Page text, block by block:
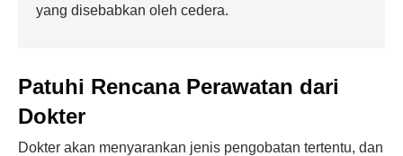
yang disebabkan oleh cedera.
Patuhi Rencana Perawatan dari
Dokter
Dokter akan menyarankan jenis pengobatan tertentu, dan